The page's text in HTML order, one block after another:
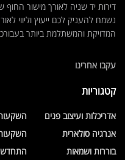
דירות יד שניה לאורך מישור החוף
נשמח להעניק לכם ייעוץ וליווי
המדויקת והמשתלמת ביותר
עקבו אחרינו
קטגוריות
אדריכלות ועיצוב פנים
אנרגיה סולארית
בוררות ושמאות